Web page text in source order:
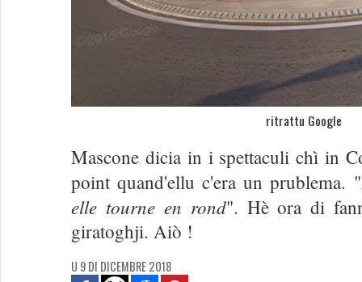
ritrattu Google
Mascone dicia in i spettaculi chì in
point quand'ellu c'era un prublema. "
elle tourne en rond". Hè ora di
giratoghji. Aiò !
U 9 DI DICEMBRE 2018